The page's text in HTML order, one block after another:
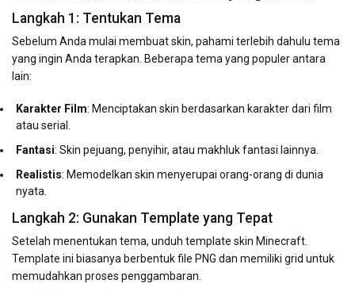
Langkah 1: Tentukan Tema
Sebelum Anda mulai membuat skin, pahami terlebih dahulu tema
yang ingin Anda terapkan. Beberapa tema yang populer antara
lain:
Karakter Film: Menciptakan skin berdasarkan karakter dari film
atau serial.
Fantasi: Skin pejuang, penyihir, atau makhluk fantasi lainnya.
Realistis: Memodelkan skin menyerupai orang-orang di dunia
nyata.
Langkah 2: Gunakan Template yang Tepat
Setelah menentukan tema, unduh template skin Minecraft.
Template ini biasanya berbentuk file PNG dan memiliki grid untuk
memudahkan proses penggambaran.